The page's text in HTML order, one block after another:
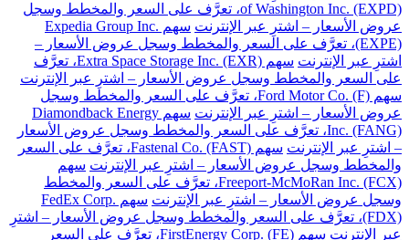
of Washington Inc. (EXPD)، تعرَّف على السعر والمخطط وسجل
عروض الأسعار – اشترِ عبر الإنترنت
سهم Expedia Group Inc.
(EXPE)، تعرَّف على السعر والمخطط وسجل عروض الأسعار –
اشترِ عبر الإنترنت
سهم Extra Space Storage Inc. (EXR)، تعرَّف
على السعر والمخطط وسجل عروض الأسعار – اشترِ عبر الإنترنت
سهم Ford Motor Co. (F)، تعرَّف على السعر والمخطط وسجل
عروض الأسعار – اشترِ عبر الإنترنت
سهم Diamondback Energy
Inc. (FANG)، تعرَّف على السعر والمخطط وسجل عروض الأسعار
– اشترِ عبر الإنترنت
سهم Fastenal Co. (FAST)، تعرَّف على السعر
والمخطط وسجل عروض الأسعار – اشترِ عبر الإنترنت سهم
Freeport-McMoRan Inc. (FCX)، تعرَّف على السعر والمخطط
وسجل عروض الأسعار – اشترِ عبر الإنترنت
سهم FedEx Corp.
(FDX)، تعرَّف على السعر والمخطط وسجل عروض الأسعار – اشترِ
عبر الإنترنت
سهم FirstEnergy Corp. (FE)، تعرَّف على السعر